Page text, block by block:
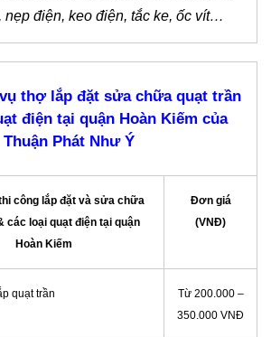
nẹp điện, keo điện, tắc ke, ốc vít…
thợ lắp đặt sửa chữa quạt trần
điện tại quận Hoàn Kiếm của
Thuận Phát Như Ý
công lắp đặt và sửa chữa
các loại quạt điện tại quận
Hoàn Kiếm
Đơn giá
(VNĐ)
quạt trần
Từ 200.000 –
350.000 VNĐ